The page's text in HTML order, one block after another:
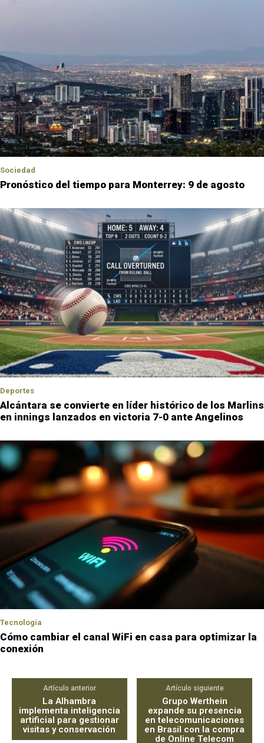
Sociedad
Pronóstico del tiempo para Monterrey: 9 de agosto
Deportes
Alcántara se convierte en líder histórico de los Marlins
en innings lanzados en victoria 7-0 ante Angelinos
Tecnología
Cómo cambiar el canal WiFi en casa para optimizar la
conexión
Artículo anterior
La Alhambra
implementa inteligencia
artificial para gestionar
visitas y conservación
Artículo siguiente
Grupo Werthein
expande su presencia
en telecomunicaciones
en Brasil con la compra
de Online Telecom